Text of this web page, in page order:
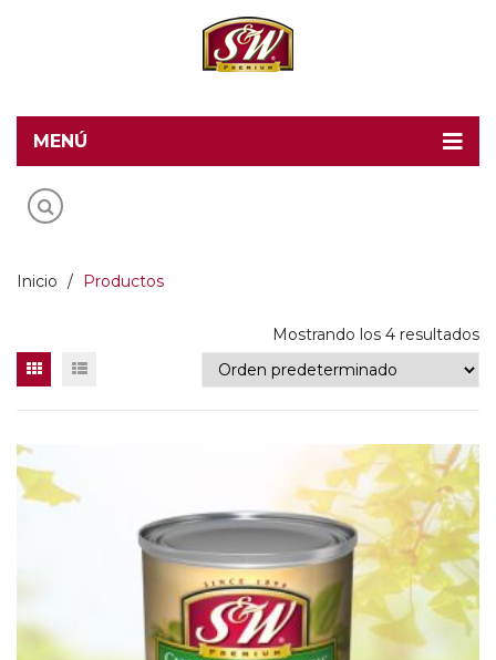
MENÚ
Home
Productos
Acerca de S&W
Inicio / Productos
Mostrando los 4 resultados